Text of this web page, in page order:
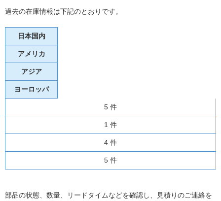
過去の在庫情報は下記のとおりです。
日本国内
アメリカ
アジア
ヨーロッパ
5 件
1 件
4 件
5 件
部品の状態、数量、リードタイムなどを確認し、見積りのご連絡を